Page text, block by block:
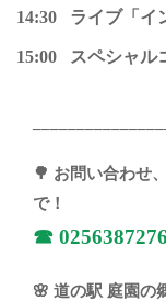
14:30 ライブ「イ
15:00 スペシャル
🌳 お問い合わせ
で！
☎︎ 0256387276
🌸 道の駅 庭園の